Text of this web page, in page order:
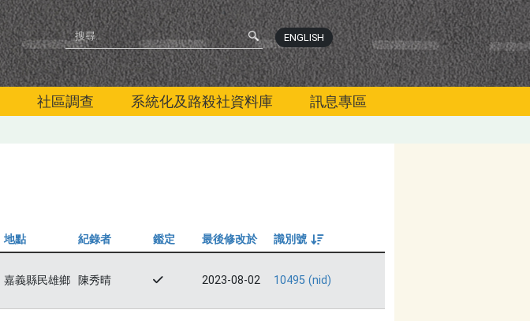
ENGLISH
社區調查 系統化及路殺社資料庫 訊息專區
地點 紀錄者 鑑定 最後修改於
識別號
由大到小
嘉義縣民雄鄉 陳秀晴 2023-08-02 10495 (nid)